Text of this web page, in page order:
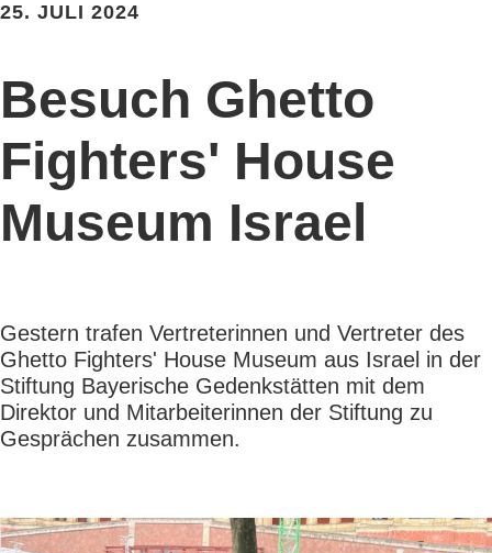
25. JULI 2024
Besuch Ghetto
Fighters' House
Museum Israel
Gestern trafen Vertreterinnen und Vertreter des
Ghetto Fighters' House Museum aus Israel in der
Stiftung Bayerische Gedenkstätten mit dem
Direktor und Mitarbeiterinnen der Stiftung zu
Gesprächen zusammen.